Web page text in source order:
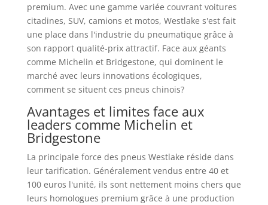
premium. Avec une gamme variée couvrant voitures
citadines, SUV, camions et motos, Westlake s'est fait
une place dans l'industrie du pneumatique grâce à
son rapport qualité-prix attractif. Face aux géants
comme Michelin et Bridgestone, qui dominent le
marché avec leurs innovations écologiques,
comment se situent ces pneus chinois?
Avantages et limites face aux
leaders comme Michelin et
Bridgestone
La principale force des pneus Westlake réside dans
leur tarification. Généralement vendus entre 40 et
100 euros l'unité, ils sont nettement moins chers que
leurs homologues premium grâce à une production